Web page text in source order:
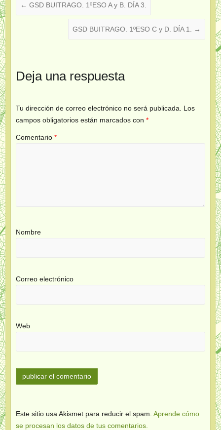
← GSD BUITRAGO. 1ºESO A y B. DÍA 3.
GSD BUITRAGO. 1ºESO C y D. DÍA 1. →
Deja una respuesta
Tu dirección de correo electrónico no será publicada.
Los
campos obligatorios están marcados con *
Comentario *
Nombre
Correo electrónico
Web
Este sitio usa Akismet para reducir el spam. Aprende cómo
se procesan los datos de tus comentarios.